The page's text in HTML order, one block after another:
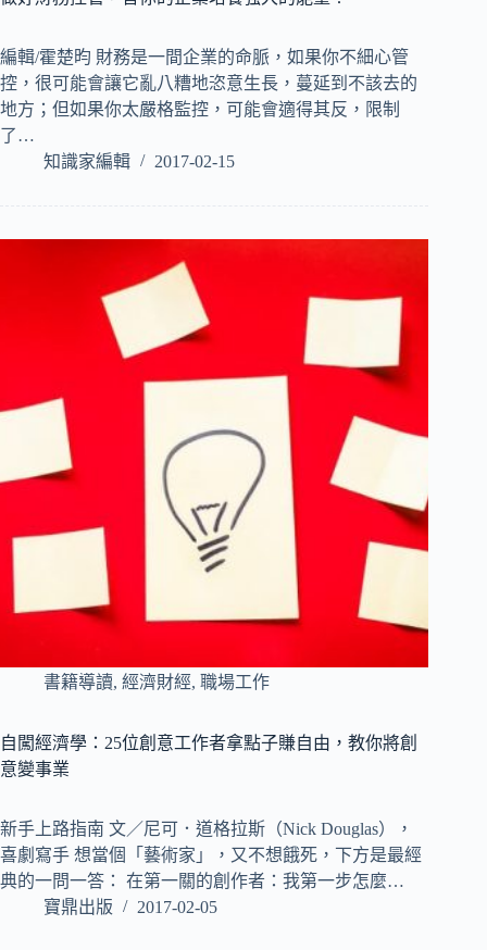
編輯/霍楚昀 財務是一間企業的命脈，如果你不細心管
控，很可能會讓它亂八糟地恣意生長，蔓延到不該去的
地方；但如果你太嚴格監控，可能會適得其反，限制
了…
知識家編輯
2017-02-15
書籍導讀, 經濟財經, 職場工作
自闖經濟學：25位創意工作者拿點子賺自由，教你將創
意變事業
新手上路指南 文／尼可．道格拉斯（Nick Douglas），
喜劇寫手 想當個「藝術家」，又不想餓死，下方是最經
典的一問一答： 在第一關的創作者：我第一步怎麼…
寶鼎出版
2017-02-05